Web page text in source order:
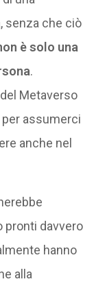
senza che ciò
è solo una
.
Metaverso
per assumerci
anche nel
pronti davvero
hanno
alla